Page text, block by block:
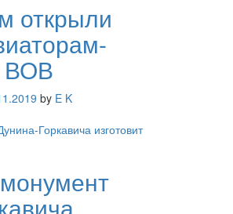
открыли
ВОВ
by E K